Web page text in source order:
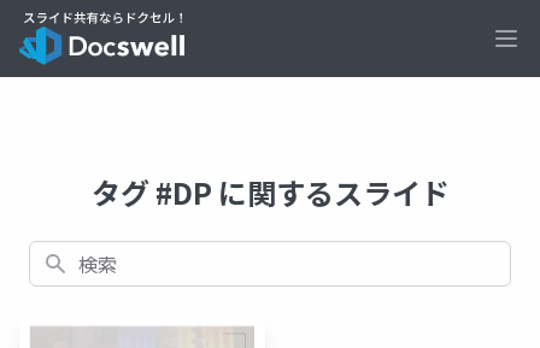
タグ #DP に関するスライド
検索